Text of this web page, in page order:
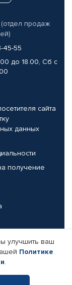
продаж
45-55
до 18.00, Сб с
сайта
данных
получение
улучшить ваш
Политике
.